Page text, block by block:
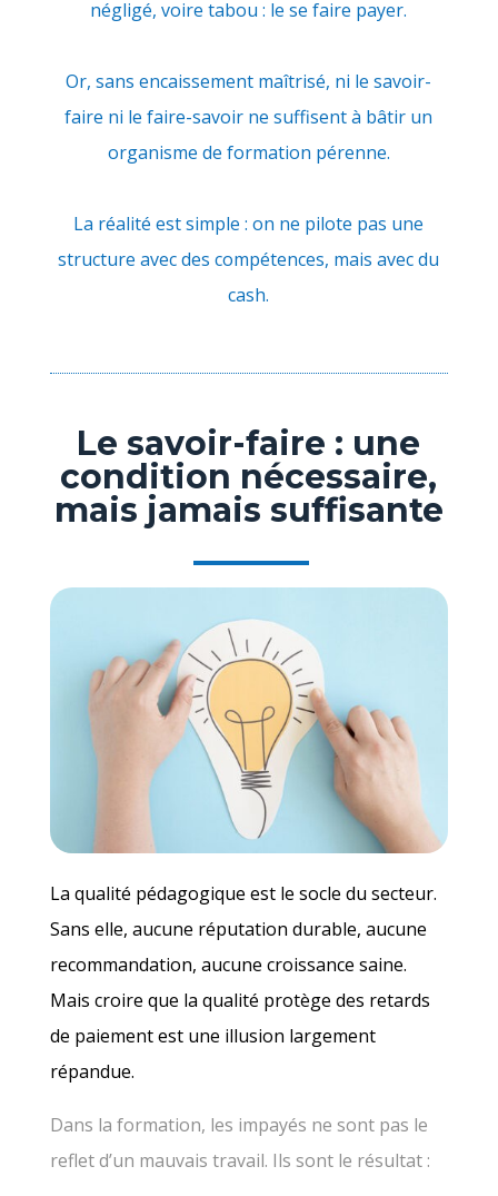
négligé, voire tabou : le se faire payer.
Or, sans encaissement maîtrisé, ni le savoir-
faire ni le faire-savoir ne suffisent à bâtir un
organisme de formation pérenne.
La réalité est simple : on ne pilote pas une
structure avec des compétences, mais avec du
cash.
Le savoir-faire : une
condition nécessaire,
mais jamais suffisante
La qualité pédagogique est le socle du secteur.
Sans elle, aucune réputation durable, aucune
recommandation, aucune croissance saine.
Mais croire que la qualité protège des retards
de paiement est une illusion largement
répandue.
Dans la formation, les impayés ne sont pas le
reflet d’un mauvais travail. Ils sont le résultat :